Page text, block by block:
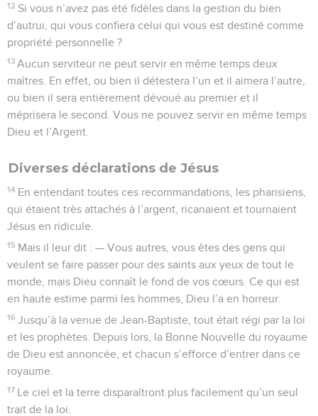
12 Si vous n’avez pas été fidèles dans la gestion du bien
d’autrui, qui vous confiera celui qui vous est destiné comme
propriété personnelle ?
13 Aucun serviteur ne peut servir en même temps deux
maîtres. En effet, ou bien il détestera l’un et il aimera l’autre,
ou bien il sera entièrement dévoué au premier et il
méprisera le second. Vous ne pouvez servir en même temps
Dieu et l’Argent.
Diverses déclarations de Jésus
14 En entendant toutes ces recommandations, les pharisiens,
qui étaient très attachés à l’argent, ricanaient et tournaient
Jésus en ridicule.
15 Mais il leur dit : — Vous autres, vous êtes des gens qui
veulent se faire passer pour des saints aux yeux de tout le
monde, mais Dieu connaît le fond de vos cœurs. Ce qui est
en haute estime parmi les hommes, Dieu l’a en horreur.
16 Jusqu’à la venue de Jean-Baptiste, tout était régi par la loi
et les prophètes. Depuis lors, la Bonne Nouvelle du royaume
de Dieu est annoncée, et chacun s’efforce d’entrer dans ce
royaume.
17 Le ciel et la terre disparaîtront plus facilement qu’un seul
trait de la loi.